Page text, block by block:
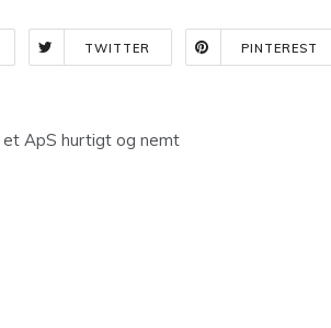
TWITTER PINTEREST
ApS hurtigt og nemt